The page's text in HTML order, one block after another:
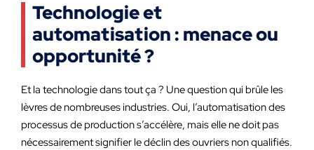
Technologie et
automatisation : menace ou
opportunité ?
Et la technologie dans tout ça ? Une question qui brûle les
lèvres de nombreuses industries. Oui, l’automatisation des
processus de production s’accélère, mais elle ne doit pas
nécessairement signifier le déclin des ouvriers non qualifiés.